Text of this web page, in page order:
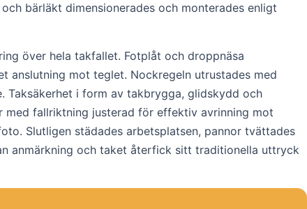
bärläkt dimensionerades och monterades enligt
över hela takfallet. Fotplåt och droppnäsa
anslutning mot teglet. Nockregeln utrustades med
i form av takbrygga, glidskydd och
med fallriktning justerad för effektiv avrinning mot
Slutligen städades arbetsplatsen, pannor tvättades
anmärkning och taket återfick sitt traditionella uttryck